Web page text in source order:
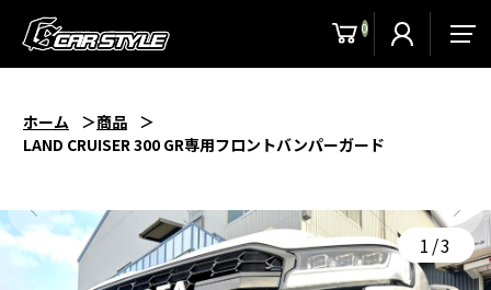
0
ホーム
商品
LAND CRUISER 300 GR専用フロントバンパーガード
1/3